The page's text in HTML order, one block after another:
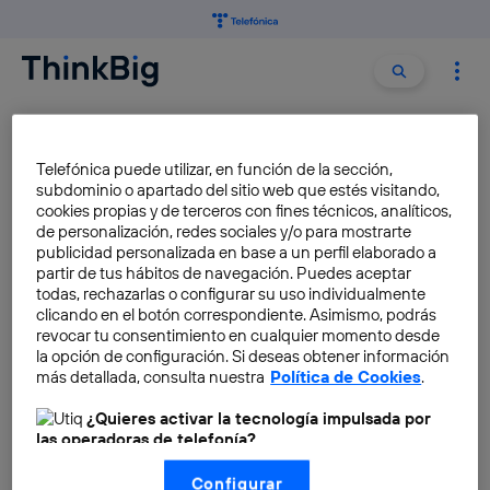
Buscar
Procesadores cuánticos: ¿cuál
es la clave para que esta
tecnología sea escalable?
José María López
Fabrican un material que hace
Ara Rodríguez
Telefónica puede utilizar, en función de la sección,
subdominio o apartado del sitio web que estés visitando,
cookies propias y de terceros con fines técnicos, analíticos,
de personalización, redes sociales y/o para mostrarte
publicidad personalizada en base a un perfil elaborado a
partir de tus hábitos de navegación. Puedes aceptar
todas, rechazarlas o configurar su uso individualmente
clicando en el botón correspondiente. Asimismo, podrás
revocar tu consentimiento en cualquier momento desde
la opción de configuración. Si deseas obtener información
más detallada, consulta nuestra Política de Cookies.
¿Quieres activar la tecnología impulsada por
las operadoras de telefonía?
Nosotros, Telefónica S.A., utilizamos la tecnología Utiq para
Configurar